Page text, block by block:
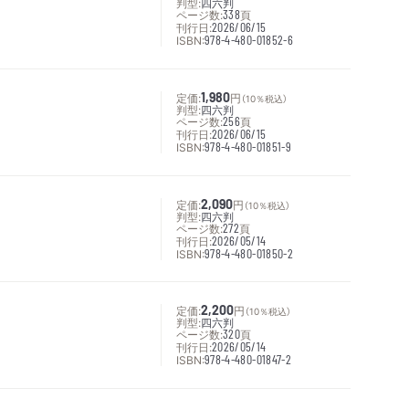
四六判
ページ数:338頁
刊行日:2026/06/15
ISBN:978-4-480-01852-6
定価:1,980円 （10％税込）
判型:四六判
ページ数:256頁
刊行日:2026/06/15
ISBN:978-4-480-01851-9
定価:2,090円 （10％税込）
判型:四六判
ページ数:272頁
刊行日:2026/05/14
ISBN:978-4-480-01850-2
定価:2,200円 （10％税込）
判型:四六判
ページ数:320頁
刊行日:2026/05/14
ISBN:978-4-480-01847-2